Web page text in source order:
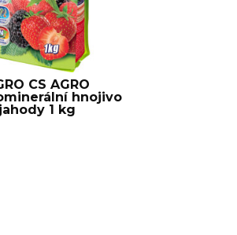
CS AGRO
hnojivo
jahody 1 kg